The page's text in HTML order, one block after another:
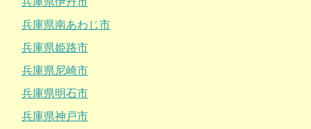
兵庫県南あわじ市
兵庫県姫路市
兵庫県尼崎市
兵庫県明石市
兵庫県神戸市